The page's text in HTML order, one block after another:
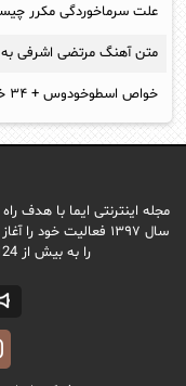
علت سرماخوردگی مکرر
متن آهنگ مرتضی اشرفی به
خواص اسطوخودوس + ۳۴ خاصیت اسطوخودوس برای سلامتی
مجله اینترنتی ایما با هدف
سال ۱۳۹۷ فعالیت
را به بیش از 124 عنوان مجموعه گسترش داده است.